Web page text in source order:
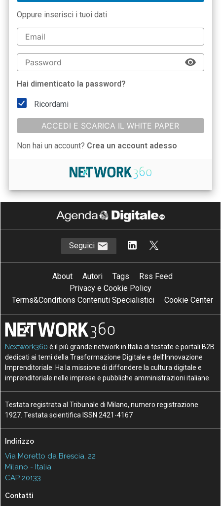
Oppure inserisci i tuoi dati
Hai dimenticato la password?
Ricordami
ACCEDI E SCARICA IL WHITE PAPER
Non hai un account? Crea un account adesso
Seguici
About Autori Tags
Rss Feed
Privacy e Cookie Policy
Terms&Conditions Contenuti Specialistici
Cookie Center
Nextwork360 è il più grande network in Italia di testate e portali B2B
dedicati ai temi della Trasformazione Digitale e dell’Innovazione
Imprenditoriale. Ha la missione di diffondere la cultura digitale e
imprenditoriale nelle imprese e pubbliche amministrazioni italiane.
Testata registrata al Tribunale di Milano, numero registrazione
1927. Testata scientifica ISSN 2421-4167
Indirizzo
Via Moretto da Brescia, 22
Milano - Italia
CAP 20133
Contatti